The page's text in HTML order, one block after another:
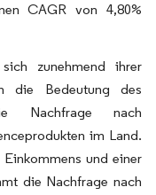
CAGR von 4,80%
zunehmend ihrer
die Bedeutung des
Nachfrage nach
im Land.
und einer
die Nachfrage nach